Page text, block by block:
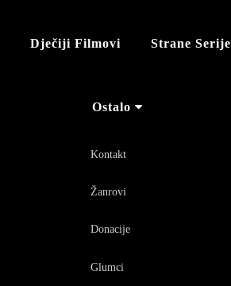
Dječiji Filmovi Strane Serije
Ostalo
Kontakt
Žanrovi
Donacije
Glumci